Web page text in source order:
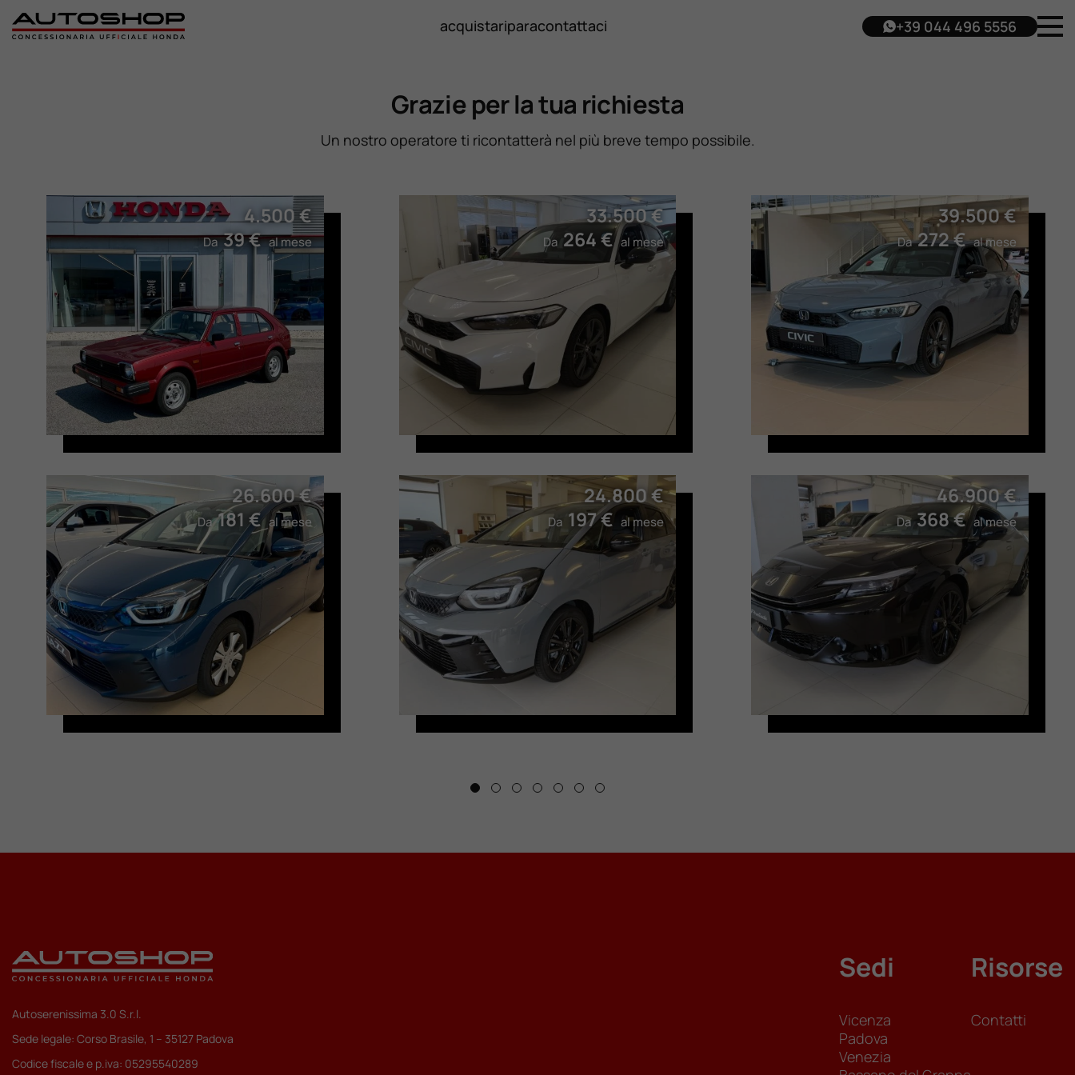
Promozioni
Assistenza
Ricambi
Valuta Il Tuo Usato
Mondo Honda
Lavora Con Noi
Contattaci
acquistariparacontattaci +39 044 496 5556
Grazie per la tua richiesta
Un nostro operatore ti ricontatterà nel più breve tempo possibile.
4.500 €
Da39 €al mese
26.600 €
Da181 € al mese
33.500 €
Da 264 €al mese
24.800 €
Da 197 € al mese
39.500 €
Da272 €al mese
46.900 €
Da 368 € al mese
Autoserenissima 3.0 S.r.l.
Sede legale: Corso Brasile, 1 – 35127 Padova
Codice fiscale e p.iva: 05295540289
Sedi
Vicenza
Padova
Venezia
Risorse
Contatti